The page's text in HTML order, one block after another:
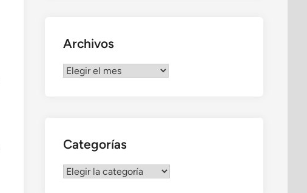
Archivos
Archivos
Categorías
Categorías